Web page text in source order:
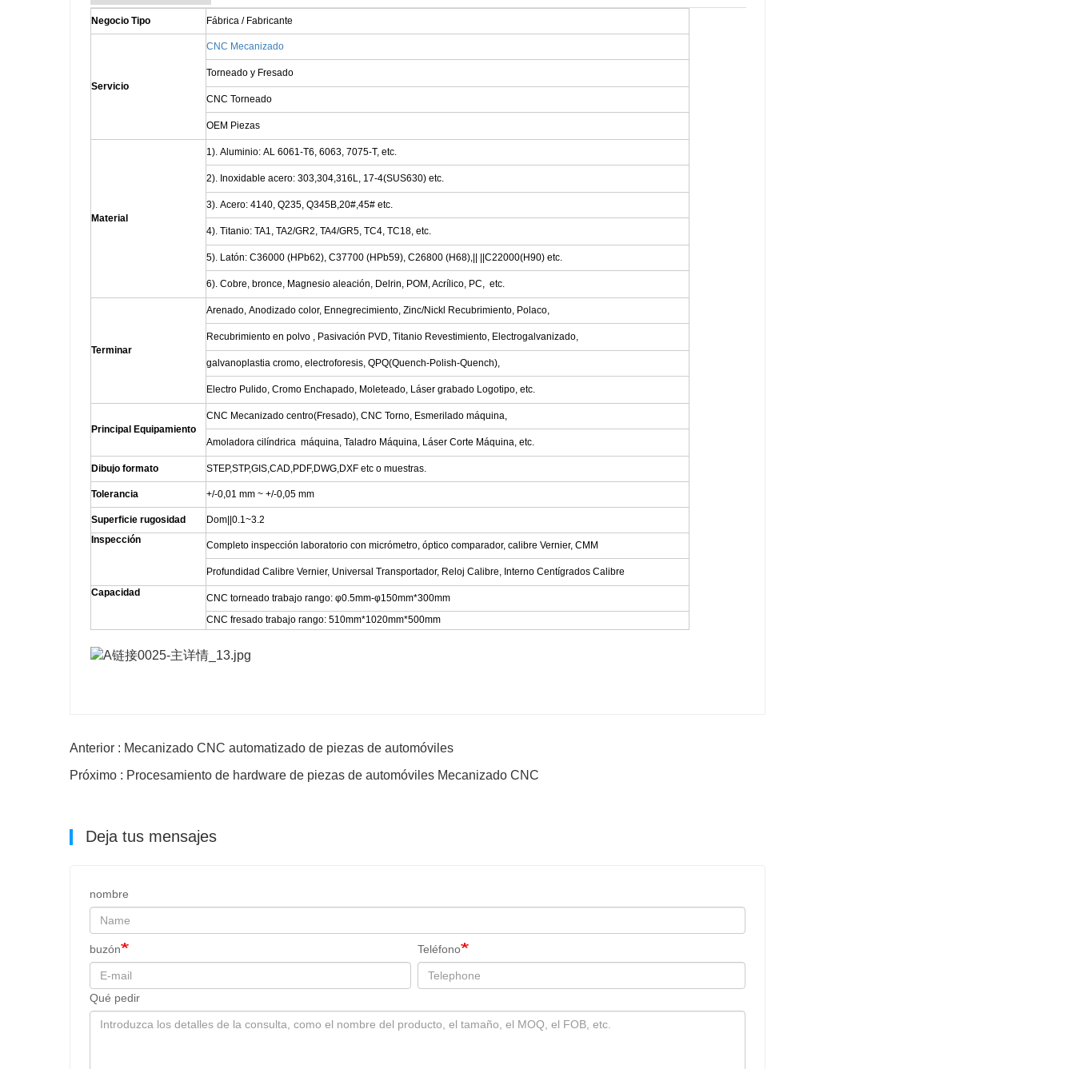
Negocio Tipo Fábrica / Fabricante
Servicio
CNC Mecanizado
Torneado y Fresado
CNC Torneado
OEM Piezas
Material
1). Aluminio: AL 6061-T6, 6063, 7075-T, etc.
2). Inoxidable acero: 303,304,316L, 17-4(SUS630) etc.
3). Acero: 4140, Q235, Q345B,20#,45# etc.
4). Titanio: TA1, TA2/GR2, TA4/GR5, TC4, TC18, etc.
5). Latón: C36000 (HPb62), C37700 (HPb59), C26800 (H68),|| ||C22000(H90) etc.
6). Cobre, bronce, Magnesio aleación, Delrin, POM, Acrílico, PC, etc.
Terminar
Arenado, Anodizado color, Ennegrecimiento, Zinc/Nickl Recubrimiento, Polaco,
Recubrimiento en polvo , Pasivación PVD, Titanio Revestimiento, Electrogalvanizado,
galvanoplastia cromo, electroforesis, QPQ(Quench-Polish-Quench),
Electro Pulido, Cromo Enchapado, Moleteado, Láser grabado Logotipo, etc.
Principal Equipamiento
CNC Mecanizado centro(Fresado), CNC Torno, Esmerilado máquina,
Amoladora cilíndrica máquina, Taladro Máquina, Láser Corte Máquina, etc.
Dibujo formato STEP,STP,GIS,CAD,PDF,DWG,DXF etc o muestras.
Tolerancia +/-0,01 mm ~ +/-0,05 mm
Superficie rugosidad
Dom||0.1~3.2
Inspección
Completo inspección laboratorio con micrómetro, óptico comparador, calibre Vernier, CMM
Profundidad Calibre Vernier, Universal Transportador, Reloj Calibre, Interno Centígrados Calibre
Capacidad
CNC torneado trabajo rango: φ0.5mm-φ150mm*300mm
CNC fresado trabajo rango: 510mm*1020mm*500mm
Anterior : Mecanizado CNC automatizado de piezas de automóviles
Próximo : Procesamiento de hardware de piezas de automóviles Mecanizado CNC
Deja tus mensajes
nombre
buzón Teléfono
Qué pedir